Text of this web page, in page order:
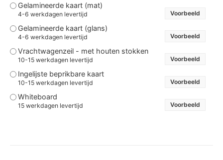
Gelamineerde kaart (mat)
4-6 werkdagen levertijd Voorbeeld
Gelamineerde kaart (glans)
4-6 werkdagen levertijd Voorbeeld
Vrachtwagenzeil - met houten stokken
10-15 werkdagen levertijd Voorbeeld
Ingelijste beprikbare kaart
10-15 werkdagen levertijd Voorbeeld
Whiteboard
15 werkdagen levertijd Voorbeeld